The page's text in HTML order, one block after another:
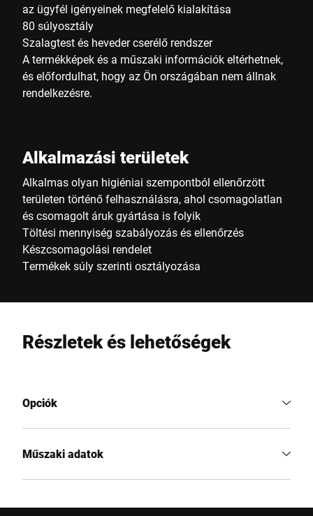
az ügyfél igényeinek megfelelő kialakítása
80 súlyosztály
Szalagtest és heveder cserélő rendszer
A termékképek és a műszaki információk eltérhetnek,
és előfordulhat, hogy az Ön országában nem állnak
rendelkezésre.
Alkalmazási területek
Alkalmas olyan higiéniai szempontból ellenőrzött
területen történő felhasználásra, ahol csomagolatlan
és csomagolt áruk gyártása is folyik
Töltési mennyiség szabályozás és ellenőrzés
Készcsomagolási rendelet
Termékek súly szerinti osztályozása
Részletek és lehetőségek
Opciók
Műszaki adatok